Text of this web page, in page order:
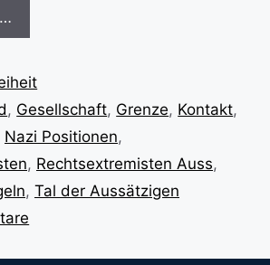
, Gesellschaft, Grenze, Kontakt,
Nazi Positionen,
, Rechtsextremisten Auss,
, Tal der Aussätzigen